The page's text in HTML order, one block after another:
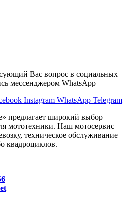
Вас вопрос в социальных
мессенджером WhatsApp
Instagram WhatsApp Telegram
предлагает широкий выбор
мототехники. Наш мотосервис
техническое обслуживание
квадроциклов.